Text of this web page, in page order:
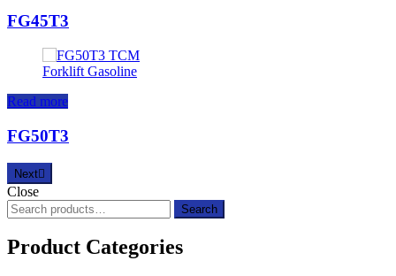
FG45T3
Read more
FG50T3
Next
Close
Search
for:
Search
Product Categories